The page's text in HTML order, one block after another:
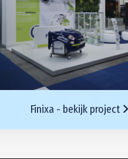
Finixa - bekijk project